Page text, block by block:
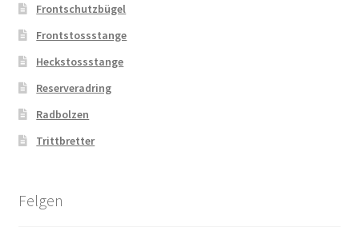
Frontschutzbügel
Frontstossstange
Heckstossstange
Reserveradring
Radbolzen
Trittbretter
Felgen